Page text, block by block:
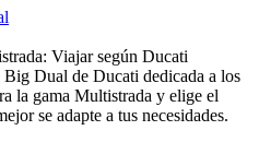
Viajar según Ducati
Dual de Ducati dedicada a los
la gama Multistrada y elige el
se adapte a tus necesidades.